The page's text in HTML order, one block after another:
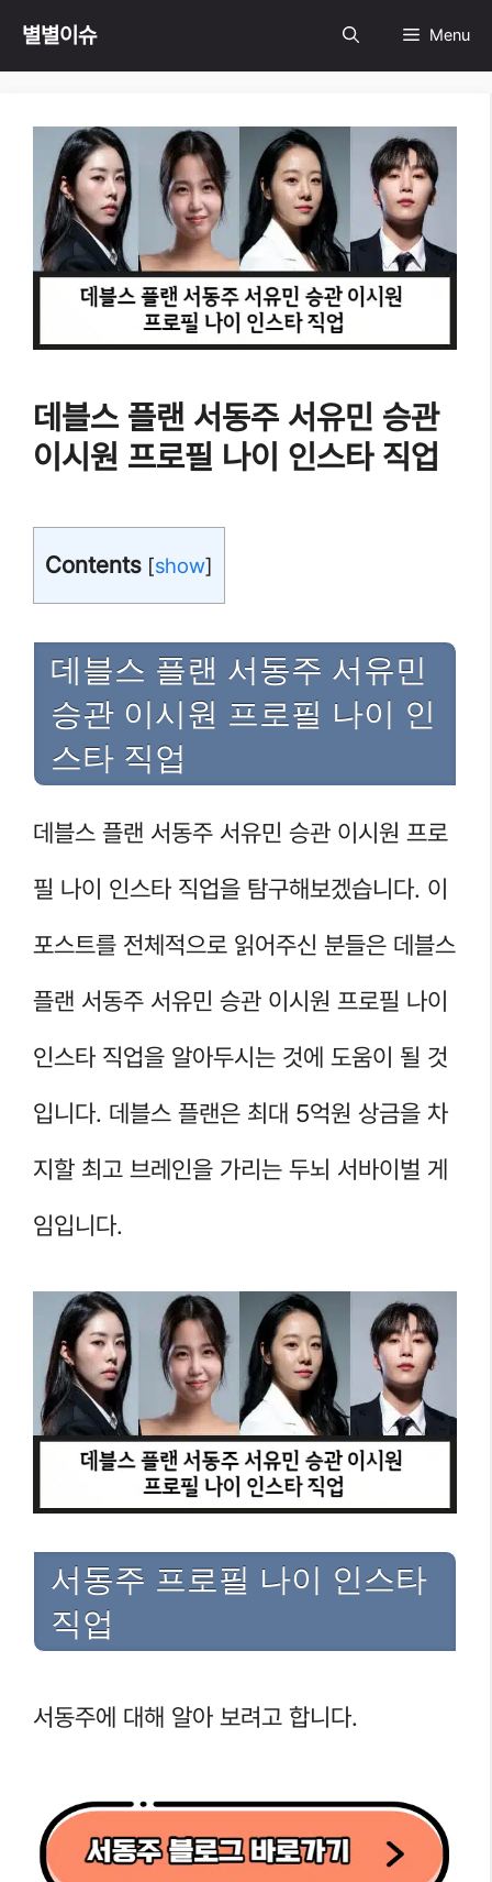
Skip
content
별별이슈 Menu
데블스 플랜 서동주 서유민 승관
이시원 프로필 나이 인스타 직업
Contents [show]
데블스 플랜 서동주 서유민
승관 이시원 프로필 나이 인
스타 직업
데블스 플랜 서동주 서유민 승관 이시원 프로
필 나이 인스타 직업을 탐구해보겠습니다. 이
포스트를 전체적으로 읽어주신 분들은 데블스
플랜 서동주 서유민 승관 이시원 프로필 나이
인스타 직업을 알아두시는 것에 도움이 될 것
입니다. 데블스 플랜은 최대 5억원 상금을 차
지할 최고 브레인을 가리는 두뇌 서바이벌 게
임입니다.
서동주 프로필 나이 인스타
직업
서동주에 대해 알아 보려고 합니다.